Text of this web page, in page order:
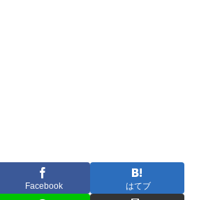
Facebook はてブ